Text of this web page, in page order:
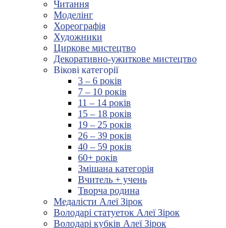
Читання
Моделінг
Хореографія
Художники
Циркове мистецтво
Декоративно-ужиткове мистецтво
Вікові категорії
3 – 6 років
7 – 10 років
11 – 14 років
15 – 18 років
19 – 25 років
26 – 39 років
40 – 59 років
60+ років
Змішана категорія
Вчитель + учень
Творча родина
Медалісти Алеї Зірок
Володарі статуеток Алеї Зірок
Володарі кубків Алеї Зірок